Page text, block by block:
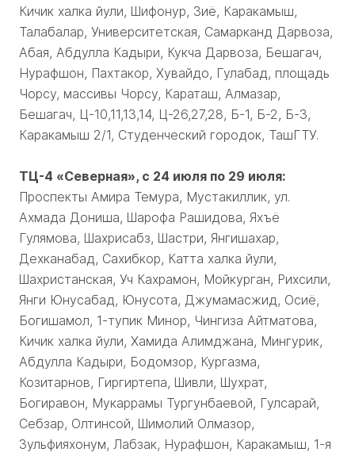
Кичик халка йули, Шифонур, Зиё, Каракамыш,
Талабалар, Университетская, Самарканд Дарвоза,
Абая, Абдулла Кадыри, Кукча Дарвоза, Бешагач,
Нурафшон, Пахтакор, Хувайдо, Гулабад, площадь
Чорсу, массивы Чорсу, Караташ, Алмазар,
Бешагач, Ц-10,11,13,14, Ц-26,27,28, Б-1, Б-2, Б-3,
Каракамыш 2/1, Студенческий городок, ТашГТУ.
ТЦ-4 «Северная», с 24 июля по 29 июля:
Проспекты Амира Темура, Мустакиллик, ул.
Ахмада Дониша, Шарофа Рашидова, Яхъё
Гулямова, Шахрисабз, Шастри, Янгишахар,
Дехканабад, Сахибкор, Катта халка йули,
Шахристанская, Уч Кахрамон, Мойкурган, Рихсили,
Янги Юнусабад, Юнусота, Джумамасжид, Осиё,
Богишамол, 1-тупик Минор, Чингиза Айтматова,
Кичик халка йули, Хамида Алимджана, Мингурик,
Абдулла Кадыри, Бодомзор, Кургазма,
Козитарнов, Гиргиртепа, Шивли, Шухрат,
Богиравон, Мукаррамы Тургунбаевой, Гулсарай,
Себзар, Олтинсой, Шимолий Олмазор,
Зульфияхонум, Лабзак, Нурафшон, Каракамыш, 1-я